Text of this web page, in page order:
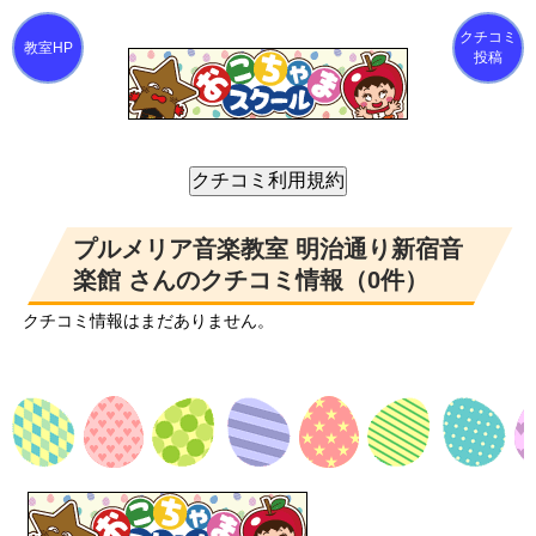
クチコミ
投稿
プルメリア音楽教室 明治通り新宿音
楽館 さんのクチコミ情報（0件）
クチコミ情報はまだありません。